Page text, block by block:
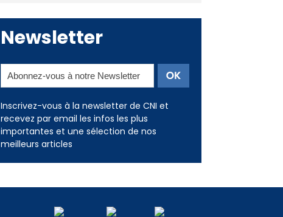
Newsletter
Inscrivez-vous à la newsletter de CNI et
recevez par email les infos les plus